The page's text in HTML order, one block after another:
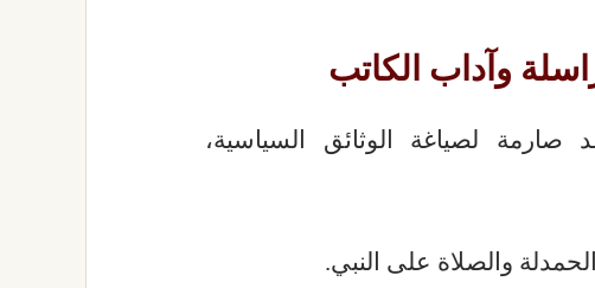
وآداب الكاتب
لصياغة الوثائق السياسية،
والصلاة على النبي.